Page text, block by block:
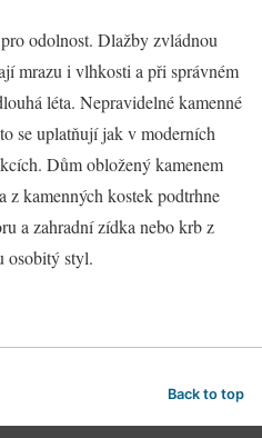
odolnost. Dlažby zvládnou
mrazu i vlhkosti a při správném
léta. Nepravidelné kamenné
se uplatňují jak v moderních
Dům obložený kamenem
z kamenných kostek podtrhne
a zahradní zídka nebo krb z
osobitý styl.
Back to top